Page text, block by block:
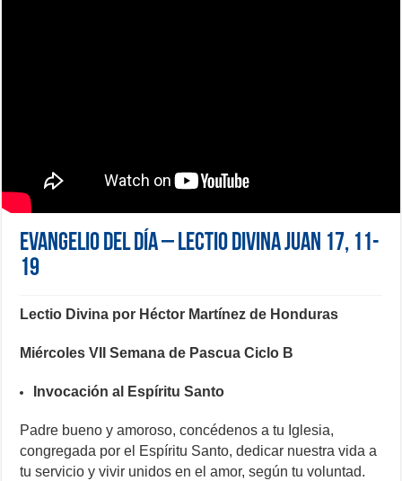
Evangelio del día – Lectio Divina Juan 17, 11-
19
Lectio Divina por Héctor Martínez de Honduras
Miércoles VII Semana de Pascua Ciclo B
Invocación al Espíritu Santo
Padre bueno y amoroso, concédenos a tu Iglesia,
congregada por el Espíritu Santo, dedicar nuestra vida a
tu servicio y vivir unidos en el amor, según tu voluntad.